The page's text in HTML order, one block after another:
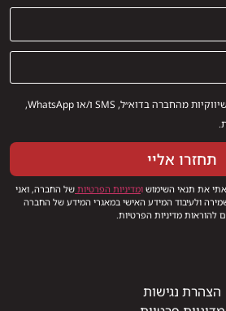
אני מאשר/ת קבלת הודעות שיווקיות מהחברה בדוא״ל, SMS ו/או WhatsApp,
תחזרו אליי
את תנאי השימוש ומדיניות הפרטיות של החברה, ואני
ולעיבוד המידע האישי במאגרי המידע של החברה
להוראות מדיניות הפרטיות.
הצהרת נגישות